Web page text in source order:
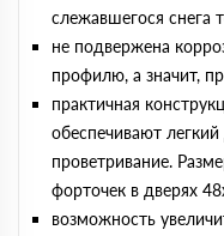
слежавшегося
не подвержена
профилю, а значит,
практичная
обеспечивают
проветривание.
форточек в дверях
возможность